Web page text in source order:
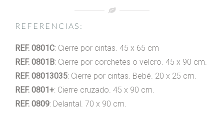
REFERENCIAS:
REF. 0801C: Cierre por cintas. 45 x 65 cm
REF. 0801B: Cierre por corchetes o velcro. 45 x 90 cm.
REF. 08013035: Cierre por cintas. Bebé. 20 x 25 cm.
REF. 0801+: Cierre cruzado. 45 x 90 cm.
REF. 0809: Delantal. 70 x 90 cm.